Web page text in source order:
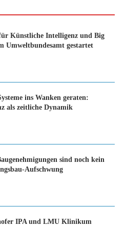
Künstliche Intelligenz und Big
Umweltbundesamt gestartet
ins Wanken geraten:
als zeitliche Dynamik
sind noch kein
Aufschwung
IPA und LMU Klinikum